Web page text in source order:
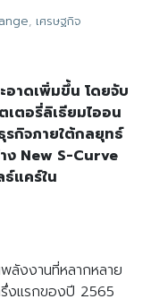
, เศรษฐกิจ
าดเพิ่มขึ้น โดยจับ
ตอรี่ลิเธียมไออน
รกิจภายใต้กลยุทธ์
New S-Curve
แคร์ใน
ลังงานที่หลากหลาย
รึ่งแรกของปี 2565